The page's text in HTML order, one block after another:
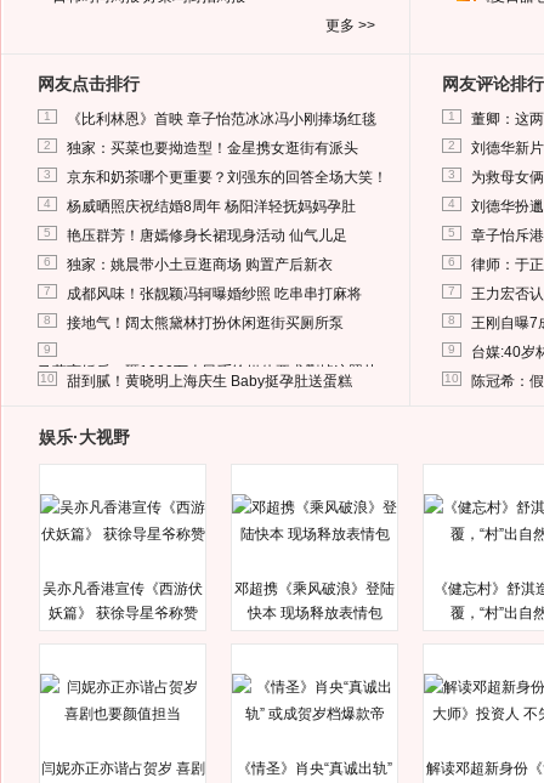
更多 >>
网友点击排行
1 《比利林恩》首映 章子怡范冰冰冯小刚捧场红毯
2 独家：买菜也要拗造型！金星携女逛街有派头
3 京东和奶茶哪个更重要？刘强东的回答全场大笑！
4 杨威晒照庆祝结婚8周年 杨阳洋轻抚妈妈孕肚
5 艳压群芳！唐嫣修身长裙现身活动 仙气儿足
6 独家：姚晨带小土豆逛商场 购置产后新衣
7 成都风味！张靓颖冯轲曝婚纱照 吃串串打麻将
8 接地气！阔太熊黛林打扮休闲逛街买厕所泵
9
马蓉离婚后，砸1000万人民币给媒体要求删掉这照片
10 甜到腻！黄晓明上海庆生 Baby挺孕肚送蛋糕
网友评论排行
1 董卿：这
2 刘德华新
3 为救母女
4 刘德华扮
5 章子怡斥
6 律师：于
7 王力宏否
8 王刚自曝7
9 台媒:40岁
10 陈冠希：
娱乐·大视野
吴亦凡香港宣传《西游伏
妖篇》 获徐导星爷称赞
邓超携《乘风破浪》登陆
快本 现场释放表情包
《健忘村》舒淇
覆，“村”出自
闫妮亦正亦谐占贺岁 喜剧
《情圣》肖央“真诚出轨”
解读邓超新身份